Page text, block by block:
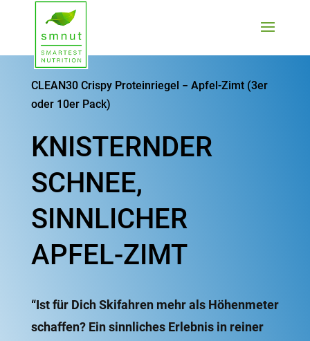
CLEAN30 Crispy Prote­in­riegel − Apfel-Zimt (3er
oder 10er Pack)
KNISTERNDER
SCHNEE,
SINNLICHER
APFEL-ZIMT
“Ist für Dich Skifahren mehr als Höhen­meter
schaffen? Ein sinnliches Erlebnis in reiner